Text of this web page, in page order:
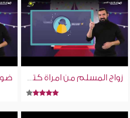
زواج المسلم من امراة كتابية | إسلام ويب | للصم بلغة الإشارة